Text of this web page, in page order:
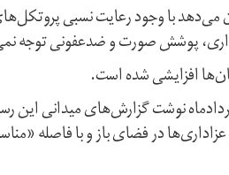
می‌دهد با وجود رعایت نسبی
پوشش صورت و ضدعفونی توجه
افزایشی شده است.
مهر،‌ متعلق به سازمان تبلیغات اسلامی،‌ روز جمعه ۳۱ مردادماه نوشت
در فضای باز و با فاصله